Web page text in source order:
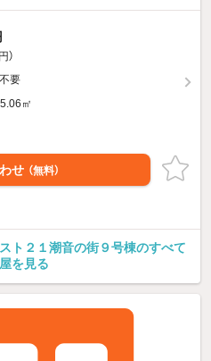
）
不要
㎡
せ （無料）
ト２１潮音の街９号棟のすべて
を見る